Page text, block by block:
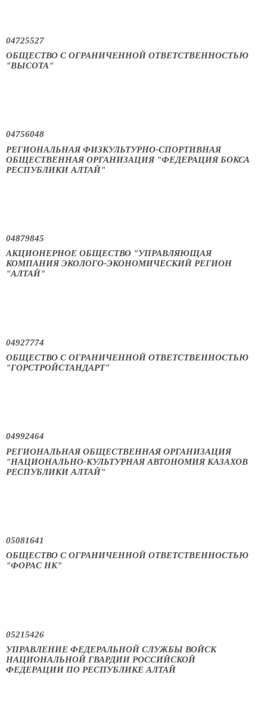
04725527
ОБЩЕСТВО С ОГРАНИЧЕННОЙ ОТВЕТСТВЕННОСТЬЮ
"ВЫСОТА"
04756048
РЕГИОНАЛЬНАЯ ФИЗКУЛЬТУРНО-СПОРТИВНАЯ
ОБЩЕСТВЕННАЯ ОРГАНИЗАЦИЯ "ФЕДЕРАЦИЯ БОКСА
РЕСПУБЛИКИ АЛТАЙ"
04879845
АКЦИОНЕРНОЕ ОБЩЕСТВО "УПРАВЛЯЮЩАЯ
КОМПАНИЯ ЭКОЛОГО-ЭКОНОМИЧЕСКИЙ РЕГИОН
"АЛТАЙ"
04927774
ОБЩЕСТВО С ОГРАНИЧЕННОЙ ОТВЕТСТВЕННОСТЬЮ
"ГОРСТРОЙСТАНДАРТ"
04992464
РЕГИОНАЛЬНАЯ ОБЩЕСТВЕННАЯ ОРГАНИЗАЦИЯ
"НАЦИОНАЛЬНО-КУЛЬТУРНАЯ АВТОНОМИЯ КАЗАХОВ
РЕСПУБЛИКИ АЛТАЙ"
05081641
ОБЩЕСТВО С ОГРАНИЧЕННОЙ ОТВЕТСТВЕННОСТЬЮ
"ФОРАС НК"
05215426
УПРАВЛЕНИЕ ФЕДЕРАЛЬНОЙ СЛУЖБЫ ВОЙСК
НАЦИОНАЛЬНОЙ ГВАРДИИ РОССИЙСКОЙ
ФЕДЕРАЦИИ ПО РЕСПУБЛИКЕ АЛТАЙ